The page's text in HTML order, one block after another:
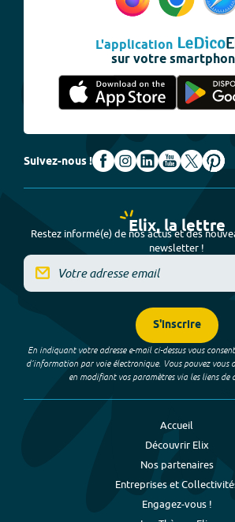
L'application
sur votre
Suivez-nous !
Elix, la lettre
Restez informé(e) de nos actus et des
newsletter !
S'inscrire
En indiquant votre adresse e-mail ci-dessus vous
d’information par voie électronique. Vous pouvez vous
en modifiant vos paramètres via les liens de
Accueil
Découvrir Elix
Nos partenaires
Entreprises et
Engagez-vous !